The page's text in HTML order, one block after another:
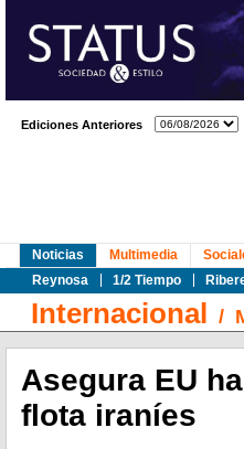
Ediciones Anteriores
Noticias
Reynosa
1/2 Tiempo
Multimedia
Internacional /
Asegura EU
flota iraníes